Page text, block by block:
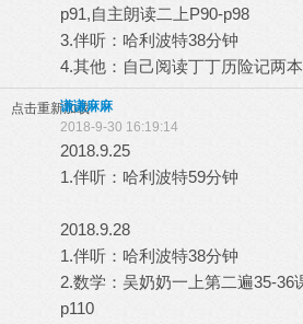
p91,自主朗读二上P90-p98
3.伴听：哈利波特38分钟
4.其他：自己阅读丁丁历险记两本
点击重新加载
谦谦麻麻
2018-9-30 16:19:14
2018.9.25
1.伴听：哈利波特59分钟
2018.9.28
1.伴听：哈利波特38分钟
2.数学：吴奶奶一上第二遍35-36
p110